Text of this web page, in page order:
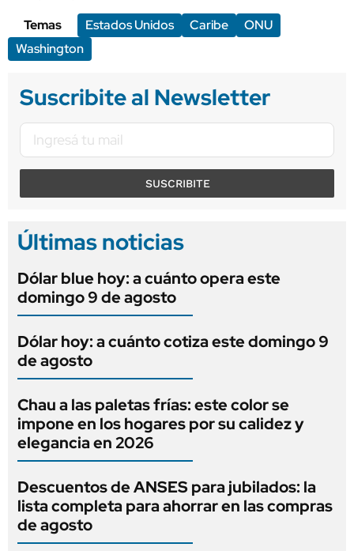
Temas
Estados Unidos Caribe
ONU
Washington
Suscribite al Newsletter
SUSCRIBITE
Últimas noticias
Dólar blue hoy: a cuánto opera este
domingo 9 de agosto
Dólar hoy: a cuánto cotiza este domingo 9
de agosto
Chau a las paletas frías: este color se
impone en los hogares por su calidez y
elegancia en 2026
Descuentos de ANSES para jubilados: la
lista completa para ahorrar en las compras
de agosto